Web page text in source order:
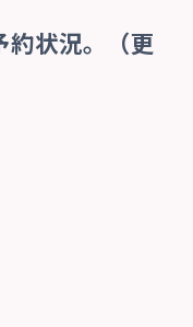
状況。（更